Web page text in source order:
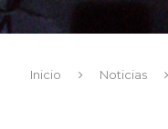
Inicio Noticias